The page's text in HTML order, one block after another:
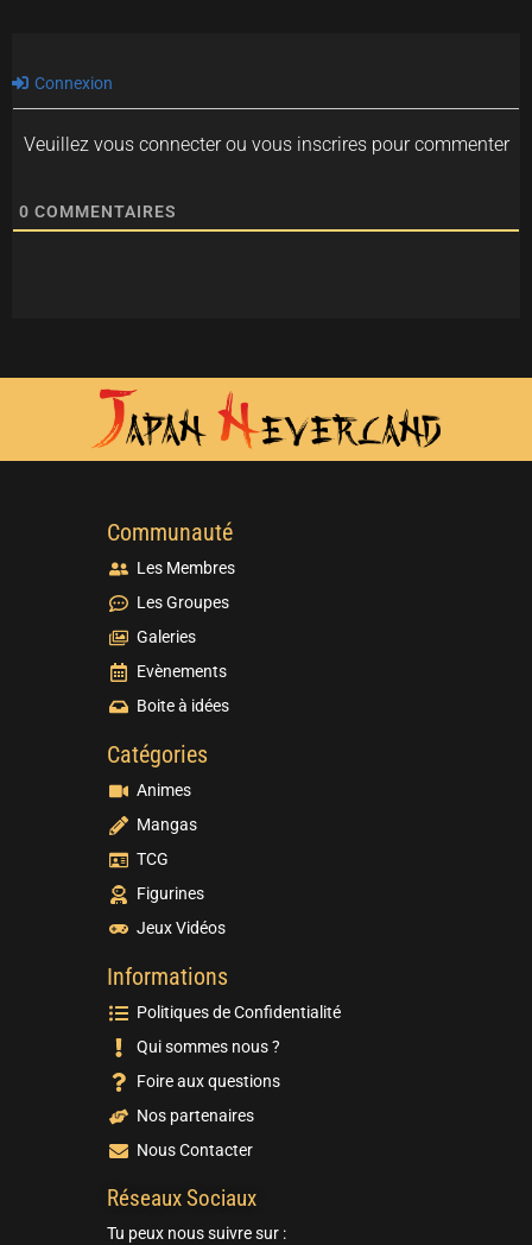
Connexion
Veuillez vous connecter ou vous inscrires pour commenter
0 COMMENTAIRES
Communauté
Les Membres
Les Groupes
Galeries
Evènements
Boite à idées
Catégories
Animes
Mangas
TCG
Figurines
Jeux Vidéos
Informations
Politiques de Confidentialité
Qui sommes nous ?
Foire aux questions
Nos partenaires
Nous Contacter
Réseaux Sociaux
Tu peux nous suivre sur :